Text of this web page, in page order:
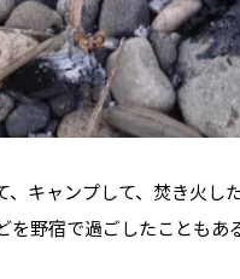
、キャンプして、焚き火
野宿で過ごしたこともあ